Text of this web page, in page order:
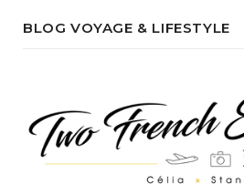
BLOG VOYAGE & LIFESTYLE